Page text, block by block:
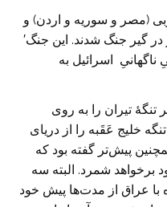
(مصر و سوریه و اردن) و
در گیر جنگ شدند. این جنگ′
حملۀ هواییِ ناگهانیِ اسرائیل به
مصر تنگۀ تیران را به روی
خلیج عَقَبه را از دریای
پیش‌تر گفته بود که
برخواهد شمرد. البته سه
عراق از مدت‌ها پیش خود